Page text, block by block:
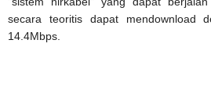
secara teoritis dapat mendownload
14.4Mbps.